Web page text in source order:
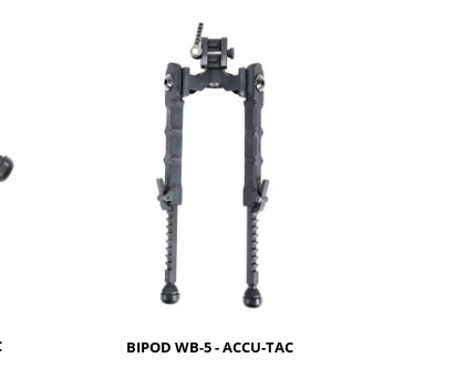
POWIADOM O DOSTĘPNOŚCI
BIPOD WB-5 - ACCU-TAC